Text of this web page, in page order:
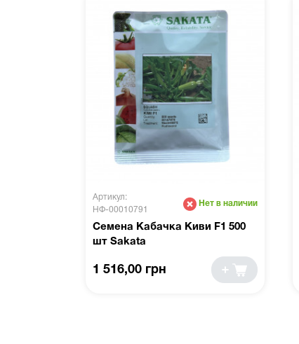
Артикул:
НФ-00010791
Нет в наличии
Семена Кабачка Киви F1 500
шт Sakata
1 516,00 грн